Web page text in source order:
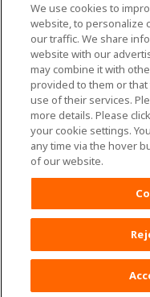
Daftar
Tentang penggunaan situs
We use cookies to
website, to personalize
our traffic. We share
website with our
may combine it with
provided to them or
use of their services.
more details. Please
your cookie settings.
any time via the hover
of our website.